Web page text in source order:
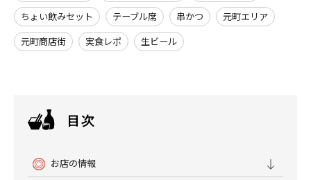
ちょい飲みセット
テーブル席 串かつ
元町エリア
元町商店街
実食レポ 生ビール
お店の情報